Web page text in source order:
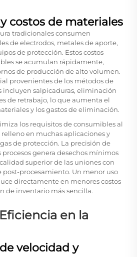
costos de materiales
tradicionales consumen
de electrodos, metales de aporte,
de protección. Estos costos
se acumulan rápidamente,
de producción de alto volumen.
provenientes de los métodos de
incluyen salpicaduras, eliminación
de retrabajo, lo que aumenta el
y los gastos de eliminación.
los requisitos de consumibles al
en muchas aplicaciones y
de protección. La precisión de
procesos genera desechos mínimos
superior de las uniones con
post-procesamiento. Un menor uso
directamente en menores costos
de inventario más sencilla.
en la
velocidad y